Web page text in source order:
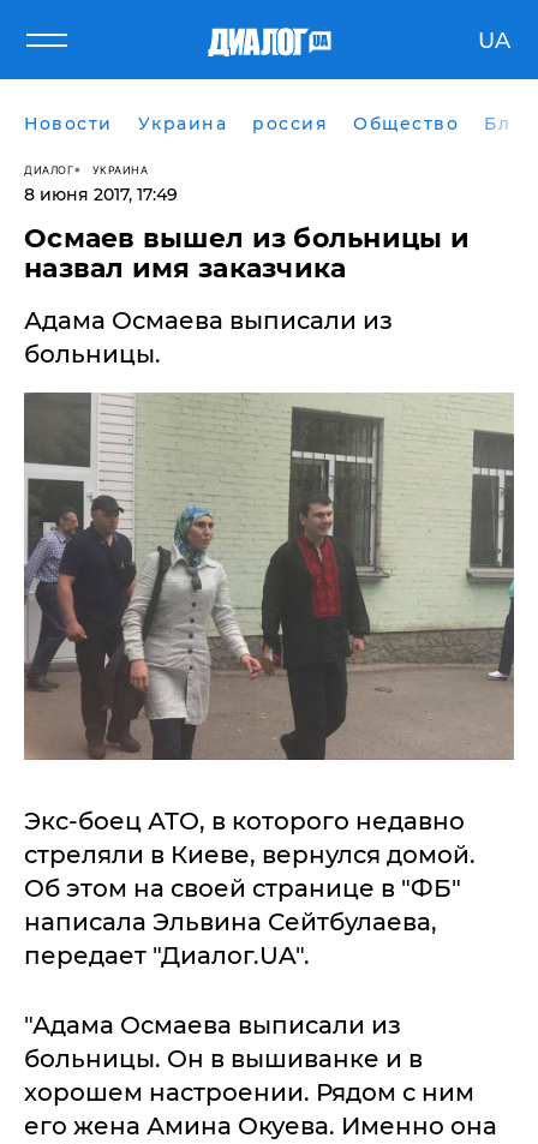
UA
Новости Украина россия Общество
ДИАЛОГ УКРАИНА
8 июня 2017, 17:49
Осмаев вышел из больницы и
назвал имя заказчика
Адама Осмаева выписали из
больницы.
Экс-боец АТО, в которого недавно
стреляли в Киеве, вернулся домой.
Об этом на своей странице в "ФБ"
написала Эльвина Сейтбулаева,
передает "Диалог.UA".
"Адама Осмаева выписали из
больницы. Он в вышиванке и в
хорошем настроении. Рядом с ним
его жена Амина Окуева. Именно она